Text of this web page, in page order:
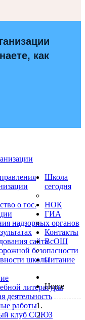
как
о гос.
надзорных органов
сайта
безопасности
школы
литературы
деятельность
работы
клуб СОЮЗ
Школа
сегодня
НОК
ГИА
Контакты
ВсОШ
Питание
Home